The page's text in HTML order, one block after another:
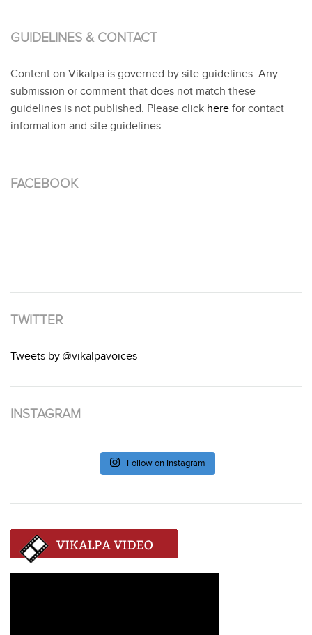
GUIDELINES & CONTACT
Content on Vikalpa is governed by site guidelines. Any
submission or comment that does not match these
guidelines is not published. Please click here for contact
information and site guidelines.
FACEBOOK
TWITTER
Tweets by @vikalpavoices
INSTAGRAM
Follow on Instagram